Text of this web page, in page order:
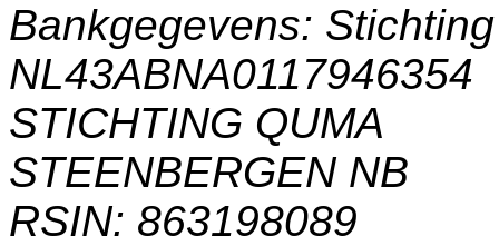
Bankgegevens:
NL43ABNA0117946354
STICHTING QUMA
STEENBERGEN NB
RSIN: 863198089